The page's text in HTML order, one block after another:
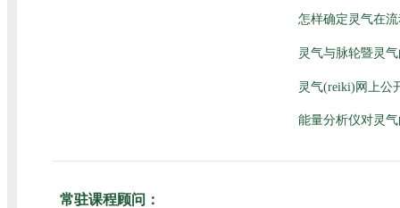
怎样确定灵气在
灵气与脉轮暨灵
灵气(reiki)网上公
能量分析仪对灵
常驻课程顾问：